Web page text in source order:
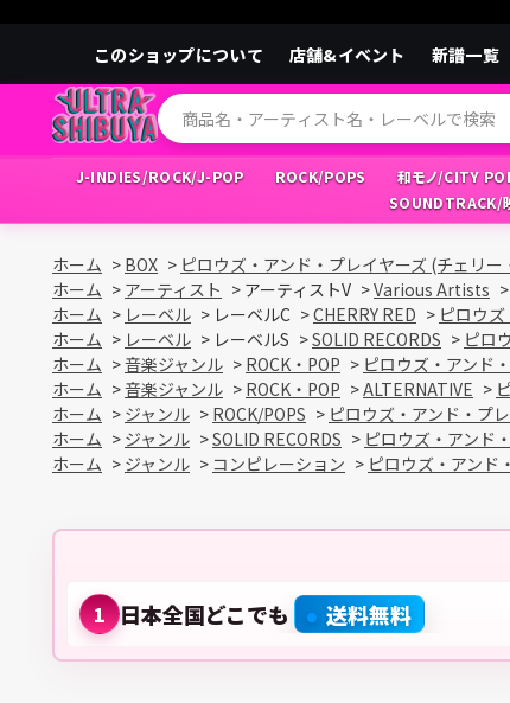
このショップについて 店舗&イベント 新譜一覧
J-INDIES/ROCK/J-POP ROCK/POPS 和モノ/CITY
SOUNDTRACK/
ホーム > BOX > ピロウズ・アンド・プレイヤーズ (チェリ
ホーム > アーティスト > アーティストV >Various Artists >
ホーム > レーベル > レーベルC >CHERRY RED > ピロウ
ホーム > レーベル > レーベルS >SOLID RECORDS > ピロ
ホーム >音楽ジャンル > ROCK・POP > ピロウズ・アンド
ホーム >音楽ジャンル > ROCK・POP >ALTERNATIVE >
ホーム > ジャンル > ROCK/POPS > ピロウズ・アンド・プ
ホーム > ジャンル >SOLID RECORDS > ピロウズ・アンド
ホーム > ジャンル > コンピレーション > ピロウズ・アンド
1 日本全国どこでも 送料無料